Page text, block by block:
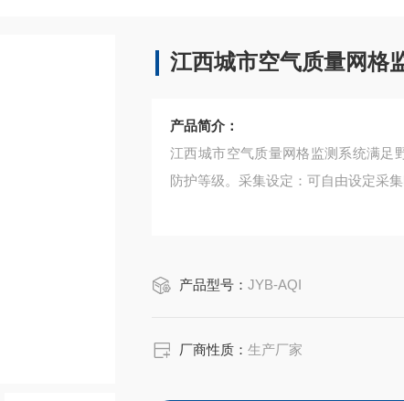
江西城市空气质量网格
产品简介：
江西城市空气质量网格监测系统满足
防护等级。采集设定：可自由设定采
产品型号：JYB-AQI
厂商性质：生产厂家